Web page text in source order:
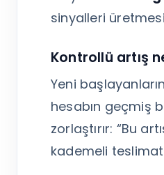
sinyalleri
Kontrollü artış
Yeni
hesabın geçmiş
zorlaştırır: “Bu
kademeli teslimat